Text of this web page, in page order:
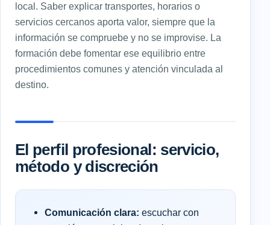
local. Saber explicar transportes, horarios o
servicios cercanos aporta valor, siempre que la
información se compruebe y no se improvise. La
formación debe fomentar ese equilibrio entre
procedimientos comunes y atención vinculada al
destino.
El perfil profesional: servicio,
método y discreción
Comunicación clara: escuchar con